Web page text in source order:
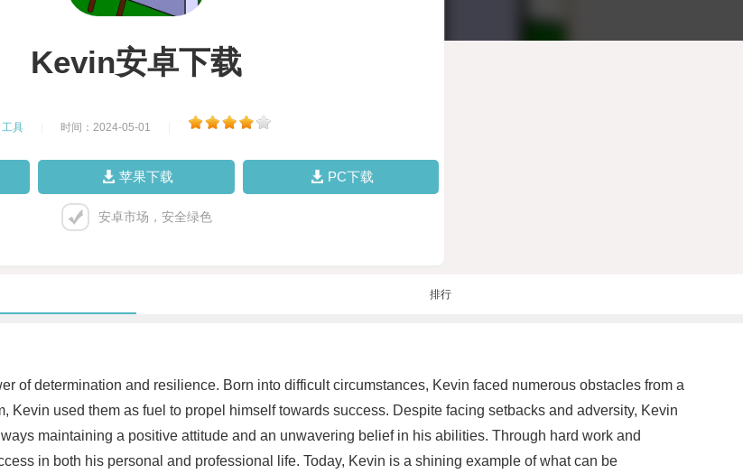
Kevin安卓下载
工具 时间：2024-05-01
苹果下载 PC下载
安卓市场，安全绿色
排行
of determination and resilience. Born into difficult circumstances, Kevin faced numerous obstacles from a
used them as fuel to propel himself towards success. Despite facing setbacks and adversity, Kevin
maintaining a positive attitude and an unwavering belief in his abilities. Through hard work and
in both his personal and professional life. Today, Kevin is a shining example of what can be